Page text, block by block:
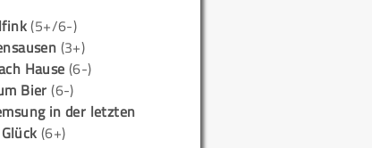
(5+/6-)
(3+)
Hause (6-)
Bier (6-)
in der letzten
(6+)